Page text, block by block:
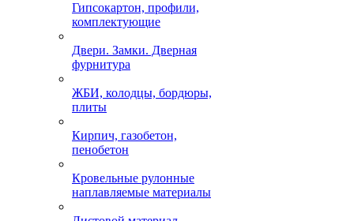
Гипсокартон, профили,
комплектующие
Двери. Замки. Дверная
фурнитура
ЖБИ, колодцы, бордюры,
плиты
Кирпич, газобетон,
пенобетон
Кровельные рулонные
наплавляемые материалы